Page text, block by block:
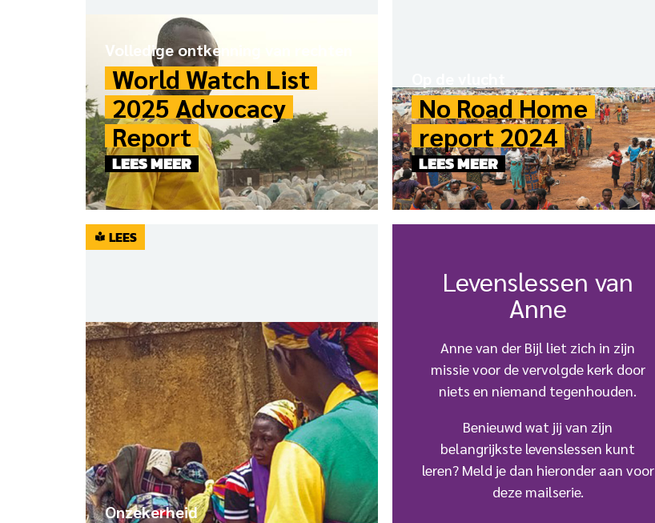
Volledige ontkenning van rechten
World Watch List
2025 Advocacy
Report
LEES MEER
No Road Home
report 2024
LEES MEER
LEES
Onzekerheid
Levenslessen van
Anne
Anne van der Bijl liet zich in zijn
missie voor de vervolgde kerk door
niets en niemand tegenhouden.
Benieuwd wat jij van zijn
belangrijkste levenslessen kunt
leren? Meld je dan hieronder aan voor
deze mailserie.